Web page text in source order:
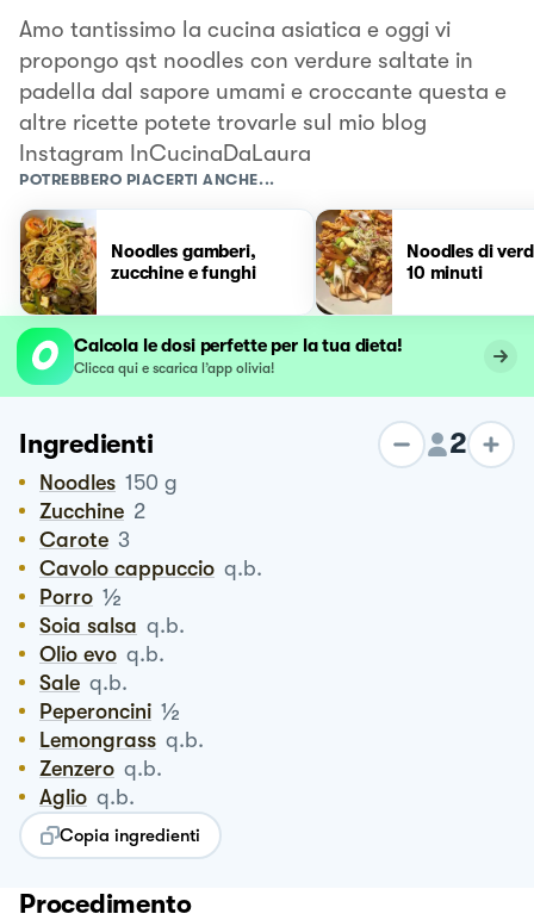
Amo tantissimo la cucina asiatica e oggi vi
propongo qst noodles con verdure saltate in
padella dal sapore umami e croccante questa e
altre ricette potete trovarle sul mio blog
Instagram InCucinaDaLaura
POTREBBERO PIACERTI ANCHE...
Noodles gamberi,
zucchine e funghi
Noodles di
10 minuti
Calcola le dosi perfette per la tua dieta!
Clicca qui e scarica l’app olivia!
Ingredienti 2
Noodles 150 g
Zucchine 2
Carote 3
Cavolo cappuccio q.b.
Porro ½
Soia salsa q.b.
Olio evo q.b.
Sale q.b.
Peperoncini ½
Lemongrass q.b.
Zenzero q.b.
Aglio q.b.
Copia ingredienti
Procedimento